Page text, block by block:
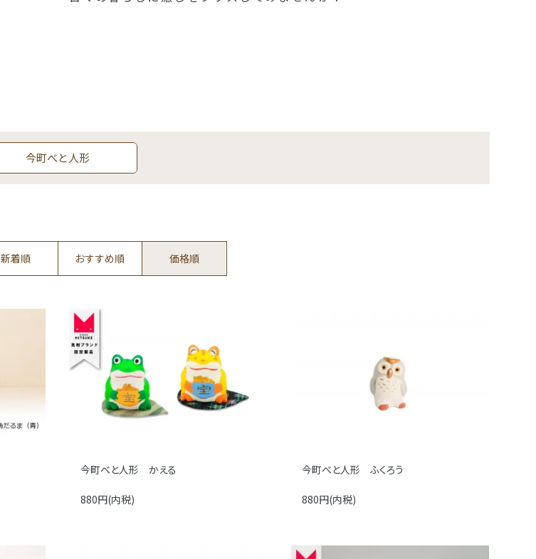
今町べと人形
新着順 おすすめ順 価格順
今町べと人形 かえる
880円(内税)
今町べと人形 ふくろう
880円(内税)